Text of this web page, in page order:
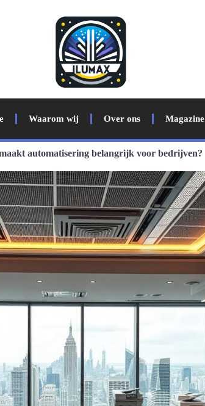
Waarom wij Over ons Magazine
automatisering belangrijk voor bedrijven?